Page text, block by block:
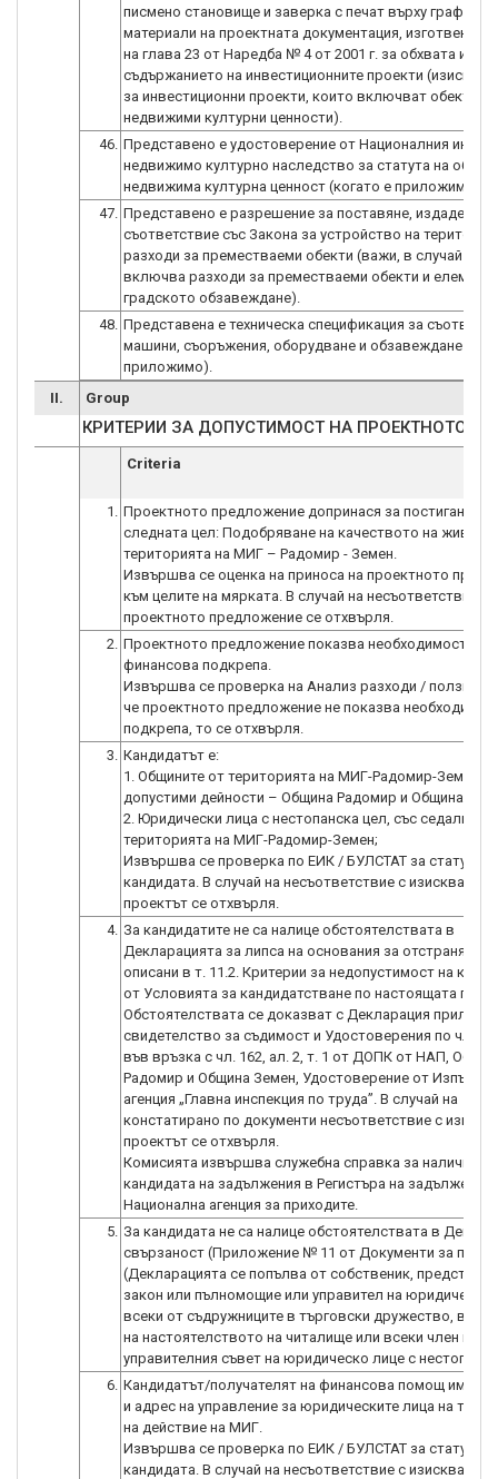
писмено становище и заверка с печат върху
материали на проектната документация, изготвена
на глава 23 от Наредба № 4 от 2001 г. за обхвата и
съдържанието на инвестиционните проекти (изисква
за инвестиционни проекти, които включват обекти -
недвижими културни ценности).
46. Представено е удостоверение от Националния
недвижимо културно наследство за статута на
недвижима културна ценност (когато е приложимо).
47. Представено е разрешение за поставяне, издадено в
съответствие със Закона за устройство на
разходи за преместваеми обекти (важи, в случай че
включва разходи за преместваеми обекти и
градското обзавеждане).
48. Представена е техническа спецификация за
машини, съоръжения, оборудване и обзавеждане
приложимо).
II.
Group
КРИТЕРИИ ЗА ДОПУСТИМОСТ НА ПРОЕКТНОТО
Criteria
1. Проектното предложение допринася за постигане на
следната цел: Подобряване на качеството на живот
територията на МИГ – Радомир - Земен.
Извършва се оценка на приноса на проектното
към целите на мярката. В случай на несъответствие
проектното предложение се отхвърля.
2. Проектното предложение показва необходимост от
финансова подкрепа.
Извършва се проверка на Анализ разходи / ползи и в
че проектното предложение не показва
подкрепа, то се отхвърля.
3. Кандидатът е:
1. Общините от територията на МИГ-Радомир-Земен
допустими дейности – Община Радомир и Община
2. Юридически лица с нестопанска цел, със седалище
територията на МИГ-Радомир-Земен;
Извършва се проверка по ЕИК / БУЛСТАТ за статута
кандидата. В случай на несъответствие с
4. За кандидатите не са налице обстоятелствата в
Декларацията за липса на основания за
описани в т. 11.2. Критерии за недопустимост на
от Условията за кандидатстване по настоящата
Обстоятелствата се доказват с Декларация
свидетелство за съдимост и Удостоверения по чл. 87,
във връзка с чл. 162, ал. 2, т. 1 от ДОПК от НАП,
Радомир и Община Земен, Удостоверение от
агенция „Главна инспекция по труда”. В случай на
констатирано по документи несъответствие с
проектът се отхвърля.
Комисията извършва служебна справка за наличие-
кандидата на задължения в Регистъра на
Национална агенция за приходите.
5. За кандидата не са налице обстоятелствата в
свързаност (Приложение № 11 от Документи за
(Декларацията се попълва от собственик,
закон или пълномощие или управител на юридическо
всеки от съдружниците в търговски дружество,
на настоятелството на читалище или всеки член на
управителния съвет на юридическо лице с
6. Кандидатът/получателят на финансова помощ има
и адрес на управление за юридическите лица на
на действие на МИГ.
Извършва се проверка по ЕИК / БУЛСТАТ за статута
кандидата. В случай на несъответствие с